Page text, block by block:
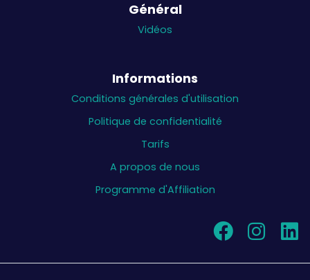
Général
Vidéos
Informations
Conditions générales d'utilisation
Politique de confidentialité
Tarifs
A propos de nous
Programme d'Affiliation